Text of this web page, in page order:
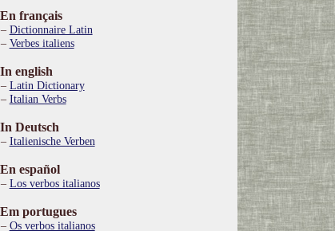
En français
Dictionnaire Latin
Verbes italiens
In english
Latin Dictionary
Italian Verbs
In Deutsch
Italienische Verben
En español
Los verbos italianos
Em portugues
Os verbos italianos